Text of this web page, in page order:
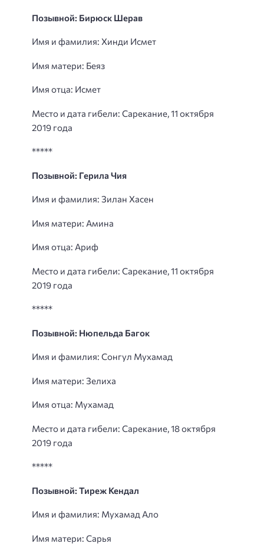
Позывной: Бирюск Шерав
Имя и фамилия: Хинди Исмет
Имя матери: Беяз
Имя отца: Исмет
Место и дата гибели: Сарекание, 11 октября
2019 года
*****
Позывной: Герила Чия
Имя и фамилия: Зилан Хасен
Имя матери: Амина
Имя отца: Ариф
Место и дата гибели: Сарекание, 11 октября
2019 года
*****
Позывной: Нюпельда Багок
Имя и фамилия: Сонгул Мухамад
Имя матери: Зелиха
Имя отца: Мухамад
Место и дата гибели: Сарекание, 18 октября
2019 года
*****
Позывной: Тиреж Кендал
Имя и фамилия: Мухамад Ало
Имя матери: Сарья